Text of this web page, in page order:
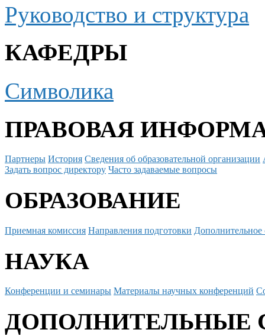
Руководство и структура
КАФЕДРЫ
Символика
ПРАВОВАЯ
Партнеры История Сведения об образовательной организации
Задать вопрос директору Часто задаваемые вопросы
ОБРАЗОВАНИЕ
Приемная комиссия Направления подготовки Дополнительное
НАУКА
Конференции и семинары Материалы научных конференций
ДОПОЛНИТЕЛЬНЫЕ